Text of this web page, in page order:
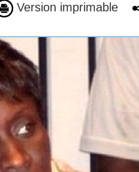
Version imprimable